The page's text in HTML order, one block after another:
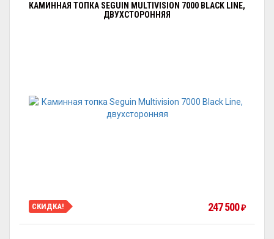
КАМИННАЯ ТОПКА SEGUIN MULTIVISION 7000 BLACK LINE,
ДВУХСТОРОННЯЯ
СКИДКА! 247 500 ₽